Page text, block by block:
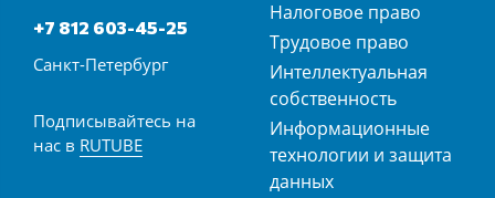
+7 812 603-45-25
Санкт-Петербург
Подписывайтесь на
нас в RUTUBE
Налоговое право
Трудовое право
Интеллектуальная
собственность
Информационные
технологии и защита
данных